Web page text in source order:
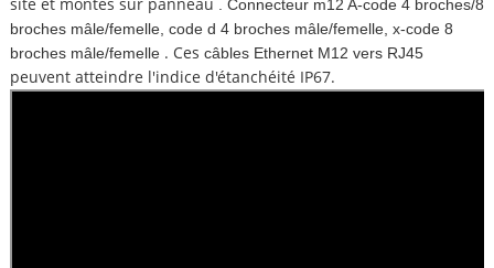
. Connecteur m12 A-code 4 broches/8
broches mâle/femelle, code d 4 broches mâle/femelle, x-code 8
broches mâle/femelle. Ces câbles Ethernet M12 vers RJ45
peuvent atteindre l'indice d'étanchéité IP67.